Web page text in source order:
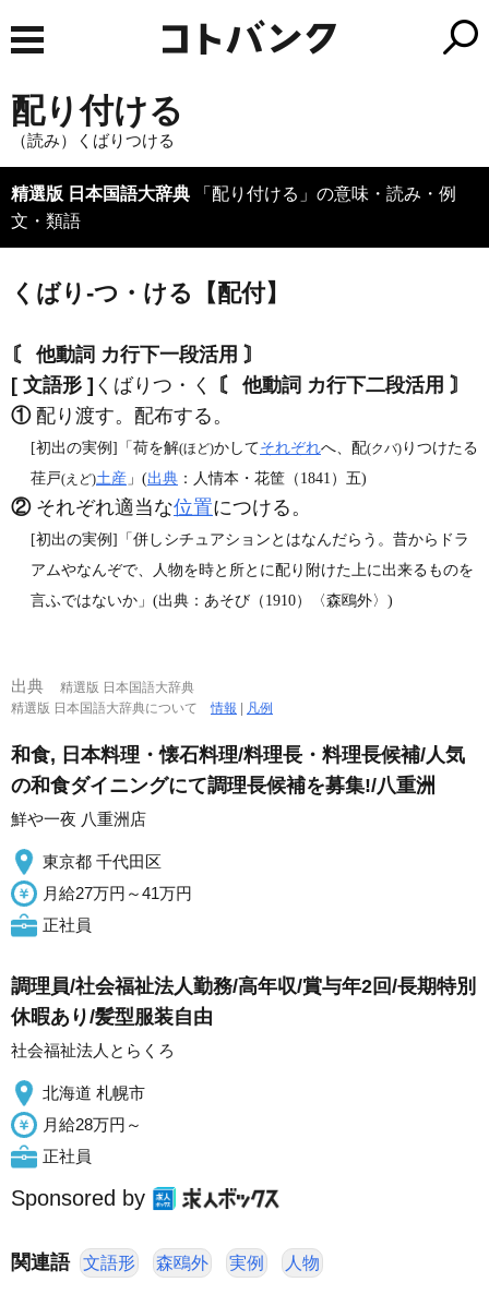
配り付ける
（読み）くばりつける
精選版 日本国語大辞典 「配り付ける」の意味・読み・例
文・類語
くばり‐つ・ける【配付】
〘 他動詞 カ行下一段活用 〙
[ 文語形 ] くばりつ・く
〘 他動詞 カ行下二段活用 〙
①配り渡す。配布する。
[初出の実例]「荷を解(ほど)かしてそれぞれへ、配(クバ) りつけたる
荏戸(えど)土産 」(出典 ：人情本・花筐（1841）五)
②それぞれ適当な位置につける。
[初出の実例]「併しシチュアションとはなんだらう。昔からドラ
アムやなんぞで、人物を時と所とに配り附けた上に出来るものを
言ふではないか」(出典：あそび（1910）〈森鴎外〉)
出典
精選版 日本国語大辞典
精選版 日本国語大辞典について情報 凡例
和食, 日本料理・懐石料理/料理長・料理長候補/人気
の和食ダイニングにて調理長候補を募集!/八重洲
鮮や一夜 八重洲店
東京都 千代田区
月給27万円～41万円
正社員
調理員/社会福祉法人勤務/高年収/賞与年2回/長期特別
休暇あり/髪型服装自由
社会福祉法人とらくろ
北海道 札幌市
月給28万円～
正社員
Sponsored by
関連語 文語形 森鴎外 実例 人物